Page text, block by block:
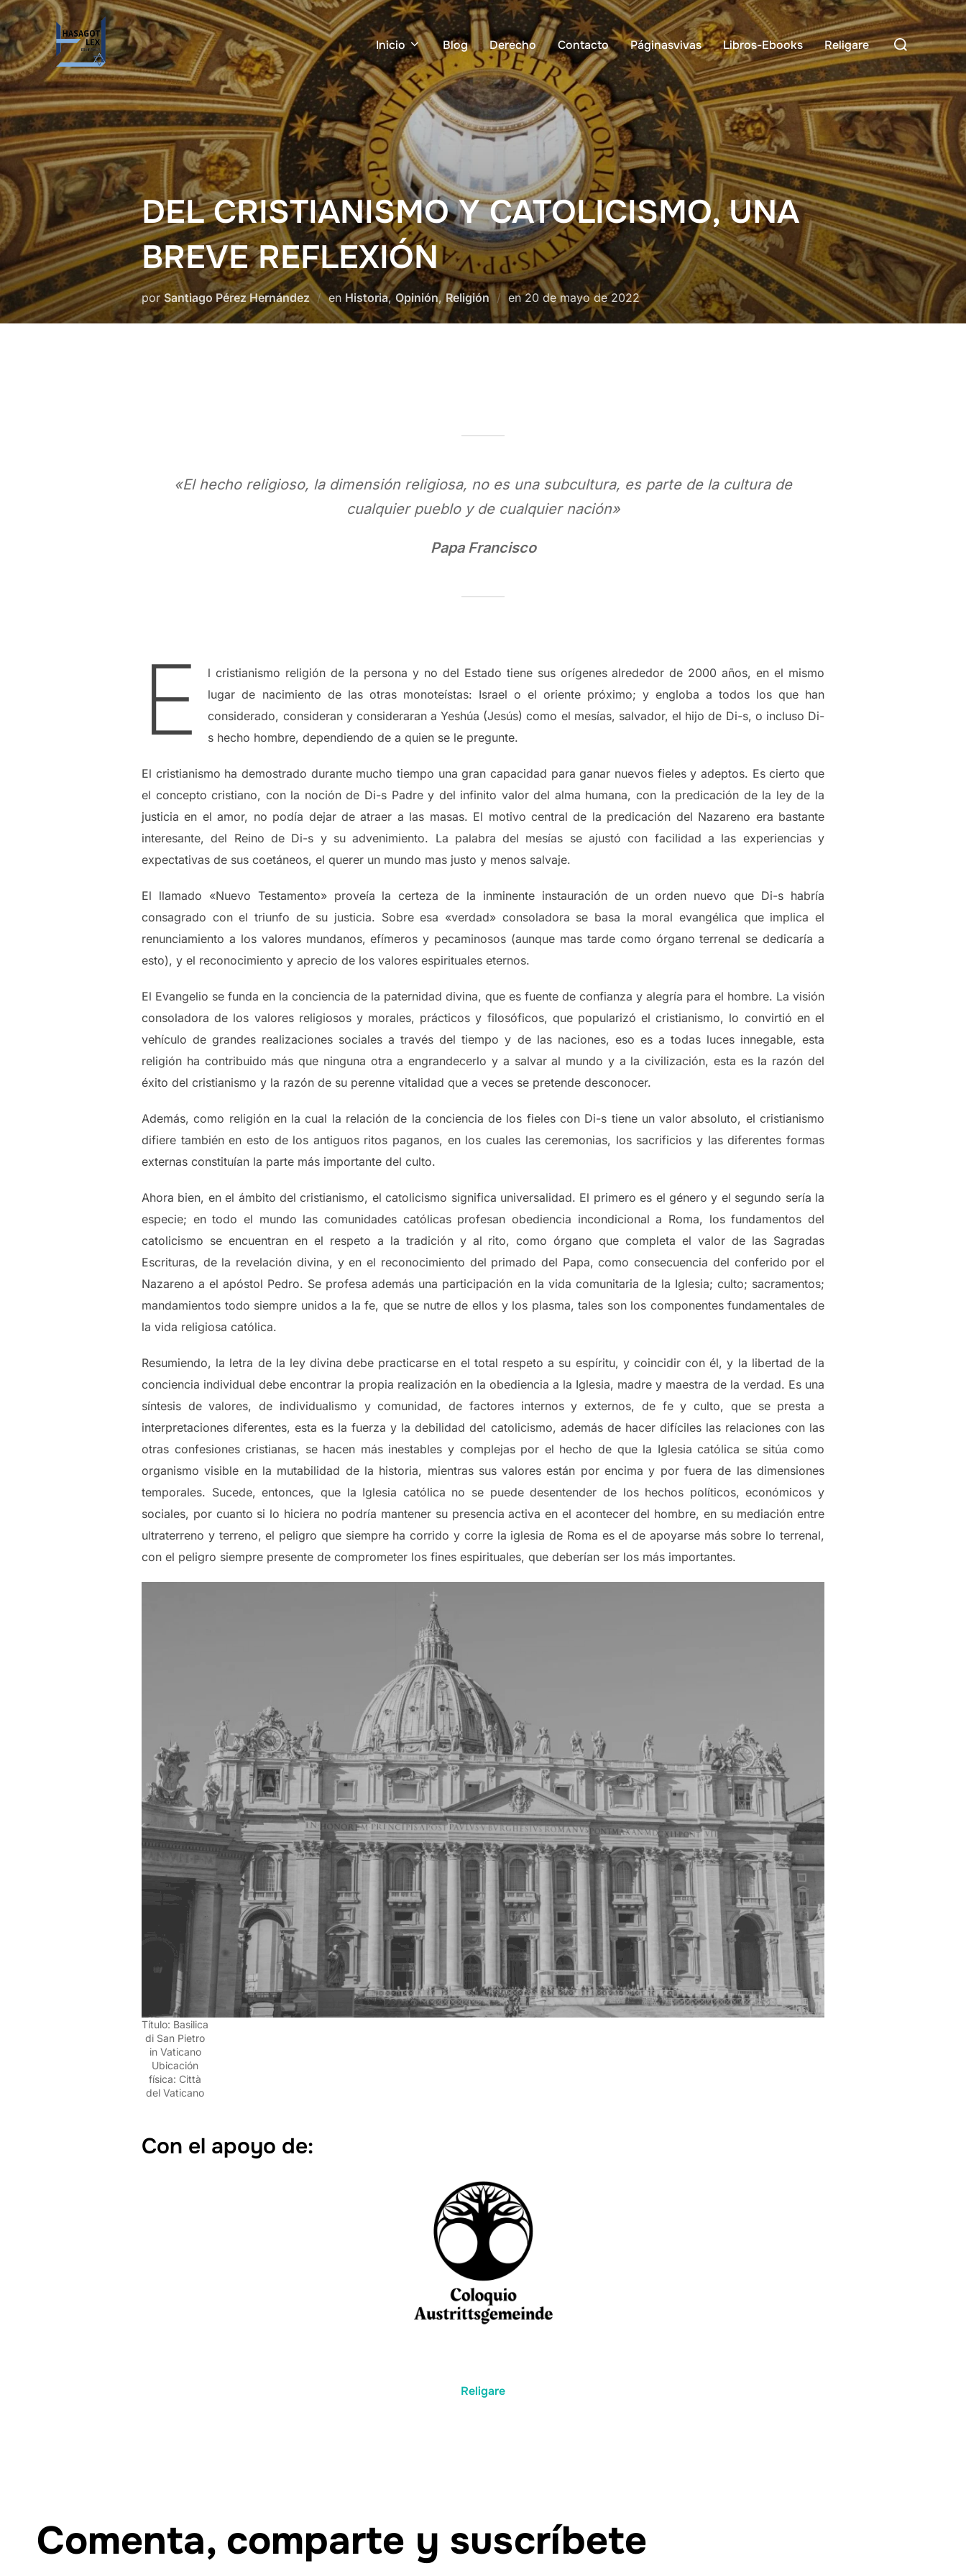
Saltar
al
contenido
Inicio Blog Derecho Contacto Páginasvivas Libros-Ebooks Religare
Buscar:
DEL CRISTIANISMO Y CATOLICISMO, UNA
BREVE REFLEXIÓN
porSantiago Pérez Hernández en Historia, Opinión,Religión enPublicado
el
20 de mayo de 2022
«El hecho religioso, la dimensión religiosa, no es una subcultura, es parte de la cultura de
cualquier pueblo y de cualquier nación»
Papa Francisco
E
l cristianismo religión de la persona y no del Estado tiene sus orígenes alrededor de 2000 años, en el mismo
lugar de nacimiento de las otras monoteístas: Israel o el oriente próximo; y engloba a todos los que han
considerado, consideran y consideraran a Yeshúa (Jesús) como el mesías, salvador, el hijo de Di-s, o incluso Di-
s hecho hombre, dependiendo de a quien se le pregunte.
El cristianismo ha demostrado durante mucho tiempo una gran capacidad para ganar nuevos fieles y adeptos. Es cierto que
el concepto cristiano, con la noción de Di-s Padre y del infinito valor del alma humana, con la predicación de la ley de la
justicia en el amor, no podía dejar de atraer a las masas. El motivo central de la predicación del Nazareno era bastante
interesante, del Reino de Di-s y su advenimiento. La palabra del mesías se ajustó con facilidad a las experiencias y
expectativas de sus coetáneos, el querer un mundo mas justo y menos salvaje.
El llamado «Nuevo Testamento» proveía la certeza de la inminente instauración de un orden nuevo que Di-s habría
consagrado con el triunfo de su justicia. Sobre esa «verdad» consoladora se basa la moral evangélica que implica el
renunciamiento a los valores mundanos, efímeros y pecaminosos (aunque mas tarde como órgano terrenal se dedicaría a
esto), y el reconocimiento y aprecio de los valores espirituales eternos.
El Evangelio se funda en la conciencia de la paternidad divina, que es fuente de confianza y alegría para el hombre. La visión
consoladora de los valores religiosos y morales, prácticos y filosóficos, que popularizó el cristianismo, lo convirtió en el
vehículo de grandes realizaciones sociales a través del tiempo y de las naciones, eso es a todas luces innegable, esta
religión ha contribuido más que ninguna otra a engrandecerlo y a salvar al mundo y a la civilización, esta es la razón del
éxito del cristianismo y la razón de su perenne vitalidad que a veces se pretende desconocer.
Además, como religión en la cual la relación de la conciencia de los fieles con Di-s tiene un valor absoluto, el cristianismo
difiere también en esto de los antiguos ritos paganos, en los cuales las ceremonias, los sacrificios y las diferentes formas
externas constituían la parte más importante del culto.
Ahora bien, en el ámbito del cristianismo, el catolicismo significa universalidad. El primero es el género y el segundo sería la
especie; en todo el mundo las comunidades católicas profesan obediencia incondicional a Roma, los fundamentos del
catolicismo se encuentran en el respeto a la tradición y al rito, como órgano que completa el valor de las Sagradas
Escrituras, de la revelación divina, y en el reconocimiento del primado del Papa, como consecuencia del conferido por el
Nazareno a el apóstol Pedro. Se profesa además una participación en la vida comunitaria de la Iglesia; culto; sacramentos;
mandamientos todo siempre unidos a la fe, que se nutre de ellos y los plasma, tales son los componentes fundamentales de
la vida religiosa católica.
Resumiendo, la letra de la ley divina debe practicarse en el total respeto a su espíritu, y coincidir con él, y la libertad de la
conciencia individual debe encontrar la propia realización en la obediencia a la Iglesia, madre y maestra de la verdad. Es una
síntesis de valores, de individualismo y comunidad, de factores internos y externos, de fe y culto, que se presta a
interpretaciones diferentes, esta es la fuerza y la debilidad del catolicismo, además de hacer difíciles las relaciones con las
otras confesiones cristianas, se hacen más inestables y complejas por el hecho de que la Iglesia católica se sitúa como
organismo visible en la mutabilidad de la historia, mientras sus valores están por encima y por fuera de las dimensiones
temporales. Sucede, entonces, que la Iglesia católica no se puede desentender de los hechos políticos, económicos y
sociales, por cuanto si lo hiciera no podría mantener su presencia activa en el acontecer del hombre, en su mediación entre
ultraterreno y terreno, el peligro que siempre ha corrido y corre la iglesia de Roma es el de apoyarse más sobre lo terrenal,
con el peligro siempre presente de comprometer los fines espirituales, que deberían ser los más importantes.
Título: Basilica
di San Pietro
in Vaticano
Ubicación
física: Città
del Vaticano
Con el apoyo de:
Religare
Comenta, comparte y suscríbete